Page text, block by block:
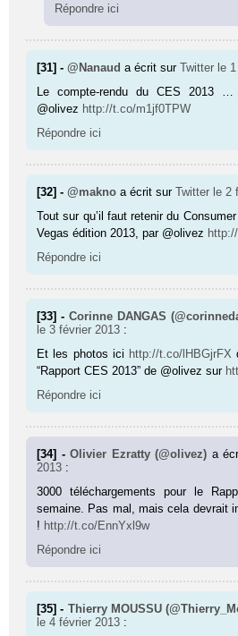
Répondre ici
[31] -@Nanaud a écrit surTwitter le
Le compte-rendu du CES 2013
@olivez http://t.co/m1jf0TPW
Répondre ici
[32] -@makno a écrit surTwitter le 2
Tout sur qu’il faut retenir du
Vegas édition 2013, par @olivez
Répondre ici
[33] - Corinne DANGAS
le 3 février 2013 :
Et les photos ici http://t.co/lHBGjrFX
“Rapport CES 2013” de @olivez sur
Répondre ici
[34] -Olivier Ezratty (@olivez) a
2013 :
3000 téléchargements pour le
semaine. Pas mal, mais cela devrait
! http://t.co/EnnYxl9w
Répondre ici
[35] - Thierry MOUSSU
le 4 février 2013 :